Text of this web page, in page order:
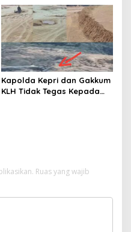
“Main Mata” Kroni Eks-
Jampidsus
Kapolda Kepri dan Gakkum
KLH Tidak Tegas Kepada
Ruas yang wajib